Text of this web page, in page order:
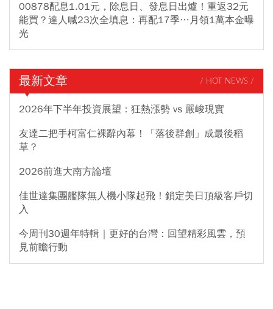
00878配息1.01元，除息日、發息日出爐！重返32元
能買？達人喊23次全填息：再配17季…月領1萬本金曝
光
最新文章 / HOT NEWS /
2026年下半年投資展望：狂熱漲勢 vs 嚴峻現實
友達二把手柯富仁裸辭內幕！「落後群創」成最後稻
草？
2026前進大南方論壇
佳世達集團艦隊無人機小隊起飛！鎖定美日頂級客戶切
入
今周刊30週年特輯｜更好的台灣：回望精彩風雲，預
見前瞻行動